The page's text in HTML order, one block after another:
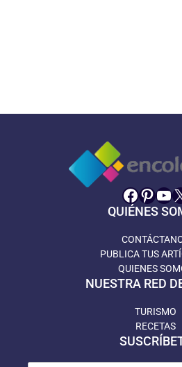
X
QUIÉNES
PUBLICA TUS
QUIENES
NUESTRA RED
TURISMO
RECETAS